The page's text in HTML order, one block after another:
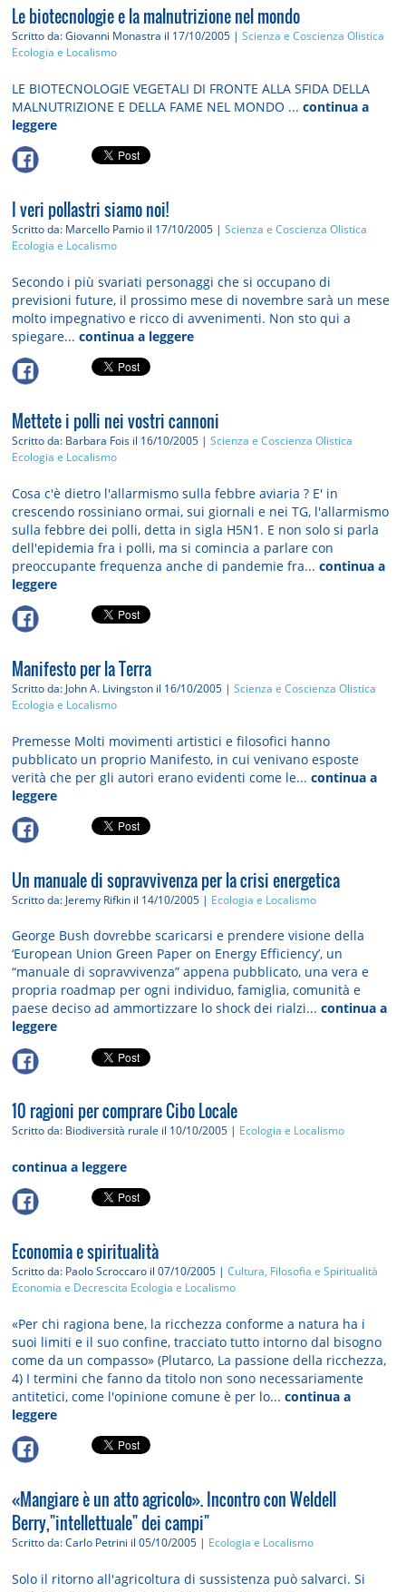
Le biotecnologie e la malnutrizione nel mondo
Scritto da: Giovanni Monastra il 17/10/2005 |Scienza e Coscienza Olistica
Ecologia e Localismo
LE BIOTECNOLOGIE VEGETALI DI FRONTE ALLA SFIDA DELLA
MALNUTRIZIONE E DELLA FAME NEL MONDO ...continua a
leggere
I veri pollastri siamo noi!
Scritto da: Marcello Pamio il 17/10/2005 |Scienza e Coscienza Olistica
Ecologia e Localismo
Secondo i più svariati personaggi che si occupano di
previsioni future, il prossimo mese di novembre sarà un mese
molto impegnativo e ricco di avvenimenti. Non sto qui a
spiegare...continua a leggere
Mettete i polli nei vostri cannoni
Scritto da: Barbara Fois il 16/10/2005 |Scienza e Coscienza Olistica
Ecologia e Localismo
Cosa c'è dietro l'allarmismo sulla febbre aviaria ? E' in
crescendo rossiniano ormai, sui giornali e nei TG, l'allarmismo
sulla febbre dei polli, detta in sigla H5N1. E non solo si parla
dell'epidemia fra i polli, ma si comincia a parlare con
preoccupante frequenza anche di pandemie fra...continua a
leggere
Manifesto per la Terra
Scritto da: John A. Livingston il 16/10/2005 |Scienza e Coscienza Olistica
Ecologia e Localismo
Premesse Molti movimenti artistici e filosofici hanno
pubblicato un proprio Manifesto, in cui venivano esposte
verità che per gli autori erano evidenti come le...continua a
leggere
Un manuale di sopravvivenza per la crisi energetica
Scritto da: Jeremy Rifkin il 14/10/2005 | Ecologia e Localismo
George Bush dovrebbe scaricarsi e prendere visione della
‘European Union Green Paper on Energy Efficiency’, un
“manuale di sopravvivenza” appena pubblicato, una vera e
propria roadmap per ogni individuo, famiglia, comunità e
paese deciso ad ammortizzare lo shock dei rialzi...continua a
leggere
10 ragioni per comprare Cibo Locale
Scritto da: Biodiversità rurale il 10/10/2005 | Ecologia e Localismo
continua a leggere
Economia e spiritualità
Scritto da: Paolo Scroccaro il 07/10/2005 |Cultura, Filosofia e Spiritualità
Economia e Decrescita Ecologia e Localismo
«Per chi ragiona bene, la ricchezza conforme a natura ha i
suoi limiti e il suo confine, tracciato tutto intorno dal bisogno
come da un compasso» (Plutarco, La passione della ricchezza,
4) I termini che fanno da titolo non sono necessariamente
antitetici, come l'opinione comune è per lo...continua a
leggere
«Mangiare è un atto agricolo». Incontro con Weldell
Berry,"intellettuale" dei campi"
Scritto da: Carlo Petrini il 05/10/2005 | Ecologia e Localismo
Solo il ritorno all'agricoltura di sussistenza può salvarci. Si